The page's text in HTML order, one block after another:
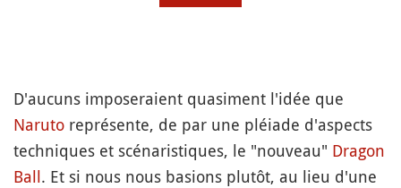
D'aucuns imposeraient quasiment l'idée que
Naruto représente, de par une pléiade d'aspects
techniques et scénaristiques, le "nouveau" Dragon
Ball. Et si nous nous basions plutôt, au lieu d'une